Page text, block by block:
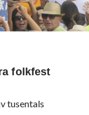
folkfest
tusentals